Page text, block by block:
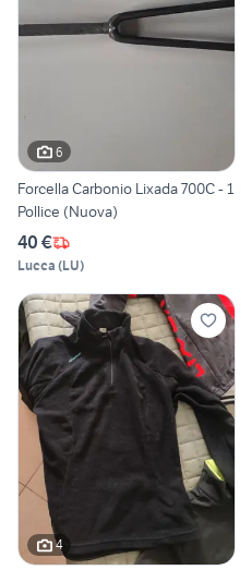
6
Forcella Carbonio Lixada 700C - 1
Pollice (Nuova)
40 €
Lucca (LU)
4